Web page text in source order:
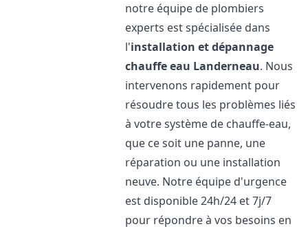
notre équipe de plombiers
experts est spécialisée dans
l'installation et dépannage
chauffe eau Landerneau. Nous
intervenons rapidement pour
résoudre tous les problèmes liés
à votre système de chauffe-eau,
que ce soit une panne, une
réparation ou une installation
neuve. Notre équipe d'urgence
est disponible 24h/24 et 7j/7
pour répondre à vos besoins en